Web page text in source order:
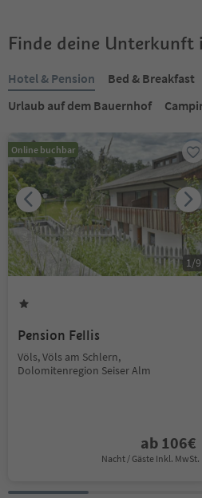
Finde deine Unterkunft
Hotel & Pension
Bed & Breakfast
Urlaub auf dem Bauernhof
Online buchbar
1/9
Pension Fellis
Völs, Völs am Schlern,
Dolomitenregion Seiser Alm
ab 106€
Nacht / Gäste Inkl. MwSt.